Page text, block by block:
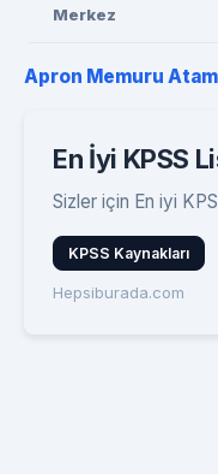
Merkez
Apron Memuru
En İyi KPSS
Sizler için En iyi
KPSS Kaynakları
Hepsiburada.com